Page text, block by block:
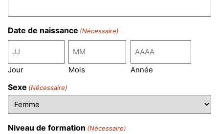
Date de naissance (Nécessaire)
Jour Mois Année
Sexe (Nécessaire)
Niveau de formation (Nécessaire)